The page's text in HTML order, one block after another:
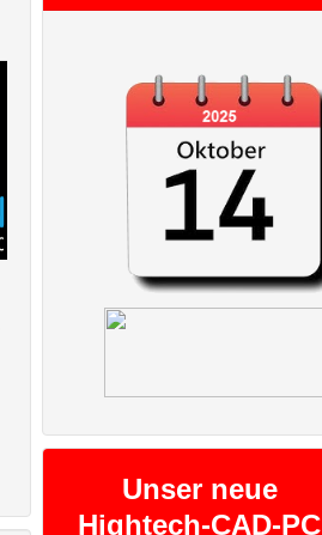
Unser neue
Hightech-CAD-PC